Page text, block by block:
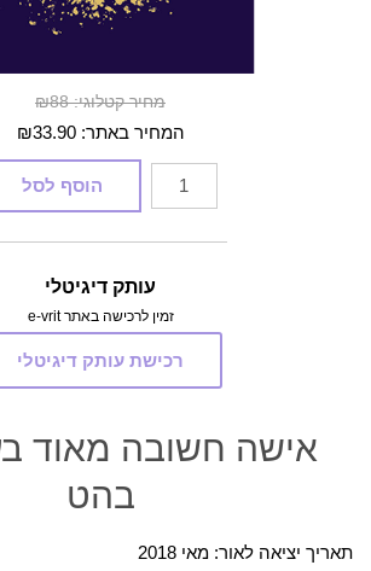
מחיר קטלוגי: ₪88
המחיר באתר: ₪33.90
כמות
של
אישה
מאוד
בעיר
הוסף לסל
עותק דיגיטלי
זמין לרכישה באתר e-vrit
רכישת עותק דיגיטלי
אישה חשובה מאוד
בהט
תאריך יציאה לאור: מאי 2018